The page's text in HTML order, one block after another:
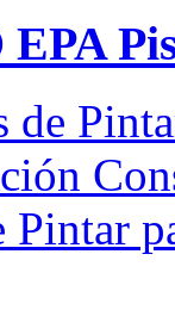
EPA
de
Pintar